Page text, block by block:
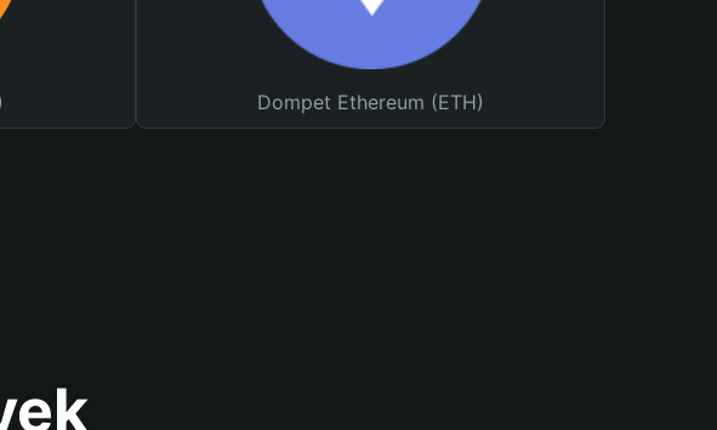
Dompet Ethereum (ETH)